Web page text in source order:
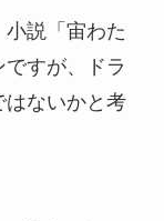
説「宙わた
すが、ドラ
はないかと考